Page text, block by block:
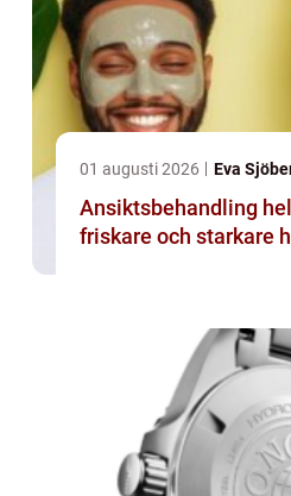
01 augusti 2026 Eva
Ansiktsbehandling
friskare och starkare